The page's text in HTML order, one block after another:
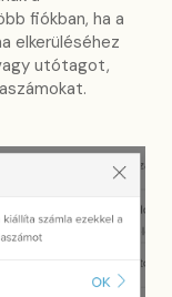
fiókban, ha a
elkerüléséhez
utótagot,